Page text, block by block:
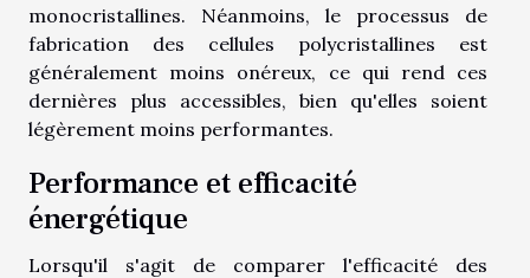
monocristallines. Néanmoins, le processus de
fabrication des cellules polycristallines est
généralement moins onéreux, ce qui rend ces
dernières plus accessibles, bien qu'elles soient
légèrement moins performantes.
Performance et efficacité
énergétique
Lorsqu'il s'agit de comparer l'efficacité des